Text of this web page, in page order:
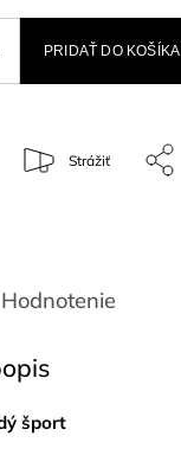
PRIDAŤ DO KOŠÍKA
Strážiť
Hodnotenie
šport